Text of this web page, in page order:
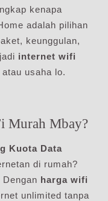
kenapa
adalah pilihan
keunggulan,
internet wifi
usaha lo.
Murah Mbay?
Kuota Data
di rumah?
harga wifi
unlimited tanpa